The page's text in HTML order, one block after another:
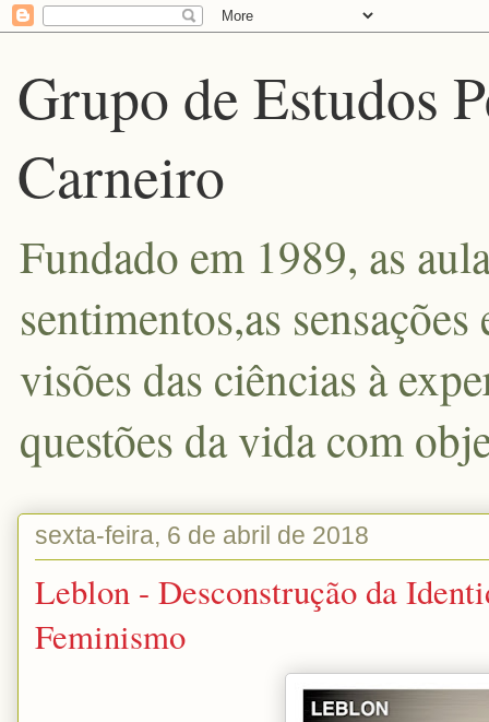
Grupo de Estudos
Carneiro
Fundado em 1989, as
sentimentos,as
visões das ciências à
questões da vida com
sexta-feira, 6 de abril de 2018
Leblon - Desconstrução da
Feminismo